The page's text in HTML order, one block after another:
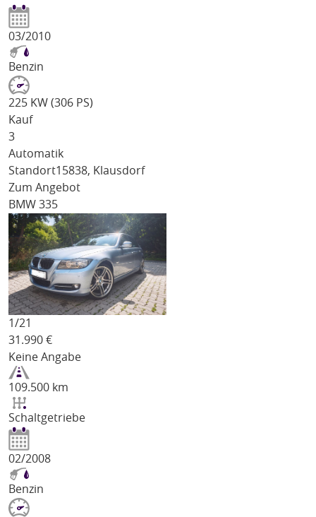
03/2010
Benzin
225 KW (306 PS)
Kauf
3
Automatik
Standort15838, Klausdorf
Zum Angebot
BMW 335
1/21
31.990 €
Keine Angabe
109.500 km
Schaltgetriebe
02/2008
Benzin